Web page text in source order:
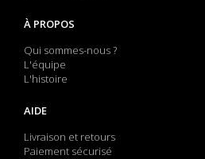
À PROPOS
Qui sommes-nous ?
L'équipe
L'histoire
AIDE
Livraison et retours
Paiement sécurisé